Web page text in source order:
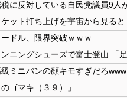
ードル、限界突破ｗｗｗ
級ミニバンの顔キモすぎだろwww
ゴマキ（３９）」